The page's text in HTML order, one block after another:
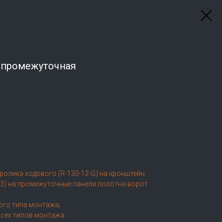
ходового (R-130-12-G) на кронштейн
на промежуточные панели полотна ворот.
типа монтажа;
типов монтажа.